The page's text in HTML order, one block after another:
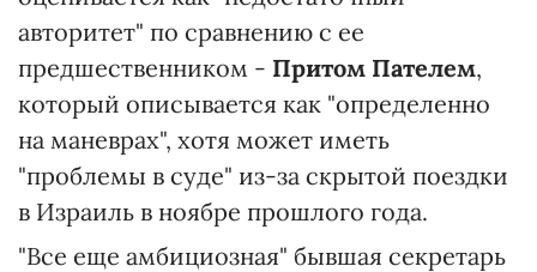
авторитет" по сравнению с ее
предшественником - Притом Пателем,
который описывается как "определенно
на маневрах", хотя может иметь
"проблемы в суде" из-за скрытой поездки
в Израиль в ноябре прошлого года.
"Все еще амбициозная" бывшая секретарь